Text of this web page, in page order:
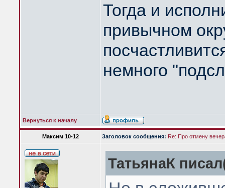
Тогда и
привычном
немного
Вернуться к началу
Максим 10-12 Заголовок сообщения: Re: Про отмену
ТатьянаК